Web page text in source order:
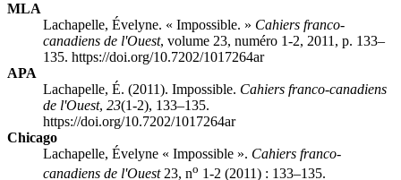
MLA
Lachapelle, Évelyne. « Impossible. » Cahiers franco-
canadiens de l'Ouest, volume 23, numéro 1-2, 2011, p. 133–
135. https://doi.org/10.7202/1017264ar
APA
Lachapelle, É. (2011). Impossible. Cahiers franco-canadiens
de l'Ouest, 23(1-2), 133–135.
https://doi.org/10.7202/1017264ar
Chicago
Lachapelle, Évelyne « Impossible ». Cahiers franco-
canadiens de l'Ouest23, no 1-2 (2011) : 133–135.